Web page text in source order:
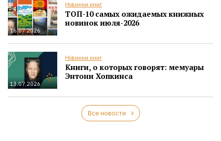
16.07.2026
Новинки книг
ТОП-10 самых ожидаемых книжных
новинок июля-2026
13.07.2026
Новинки книг
Книги, о которых говорят: мемуары
Энтони Хопкинса
Все новости